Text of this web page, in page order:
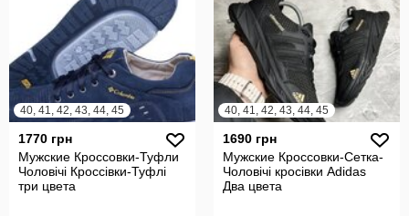
40, 41, 42, 43, 44, 45
1770 грн
Мужские Кроссовки-Туфли
Чоловічі Кроссівки-Туфлі
три цвета
40, 41, 42, 43, 44, 45
1690 грн
Мужские Кроссовки-Сетка-
Чоловічі кросівки Adidas
Два цвета